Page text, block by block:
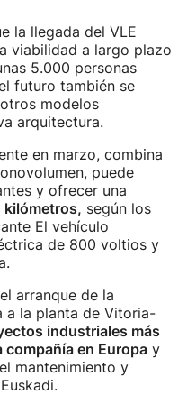
la llegada del VLE
viabilidad a largo plazo
5.000 personas
futuro también se
modelos
arquitectura.
en marzo, combina
puede
y ofrecer una
kilómetros, según los
El vehículo
de 800 voltios y
arranque de la
a la planta de Vitoria-
industriales más
compañía en Europa y
mantenimiento y